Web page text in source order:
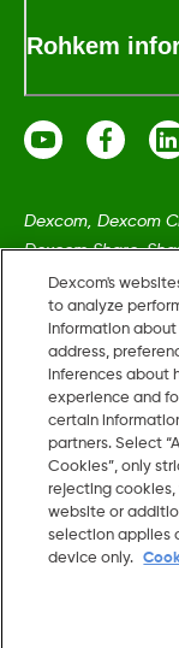
Rohkem
Dexcom, Dexcom
Dexcom Share,
kaubamärgid
registreeritud
LBL020901 Rev002
2026 2024
Dexcom's
to analyze
information
address,
inferences about
experience and
certain
partners. Select
Cookies”, only
rejecting
website or
selection applies
device only.